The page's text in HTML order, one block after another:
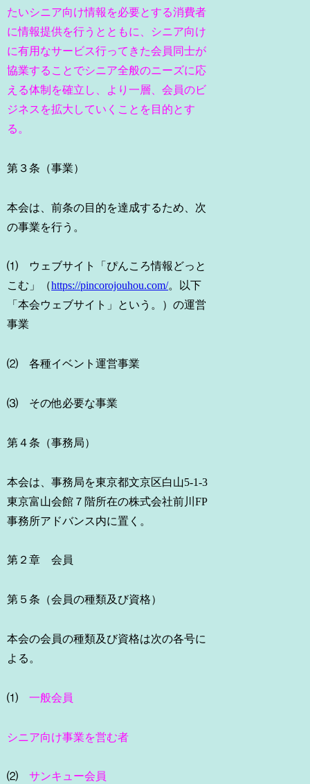
たいシニア向け情報を必要とする消費者
に情報提供を行うとともに、シニア向け
に有用なサービス行ってきた会員同士が
協業することでシニア全般のニーズに応
える体制を確立し、より一層、会員のビ
ジネスを拡大していくことを目的とす
る。
第３条（事業）
本会は、前条の目的を達成するため、次
の事業を行う。
⑴ ウェブサイト「ぴんころ情報どっと
こむ」（https://pincorojouhou.com/。以下
「本会ウェブサイト」という。）の運営
事業
⑵ 各種イベント運営事業
⑶ その他必要な事業
第４条（事務局）
本会は、事務局を東京都文京区白山5-1-3
東京富山会館７階所在の株式会社前川FP
事務所アドバンス内に置く。
第２章 会員
第５条（会員の種類及び資格）
本会の会員の種類及び資格は次の各号に
よる。
⑴一般会員
シニア向け事業を営む者
⑵サンキュー会員